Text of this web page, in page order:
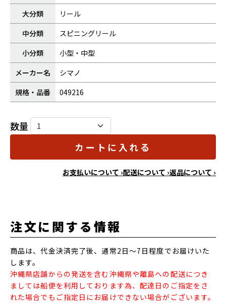
大分類
リール
中分類
スピニングリール
小分類
小型・中型
メーカー名
シマノ
規格・品番
049216
数量
カートに入れる
お支払いについて ›配送について ›返品について ›
注文に関する情報
商品は、代金決済完了後、通常2日～7日程度でお届けいた
します。
沖縄県店舗からの発送を含む沖縄県や離島への配送につき
ましては船便を利用しております為、配達日のご指定をさ
れた場合でもご指定日にお届けできない場合がございます。